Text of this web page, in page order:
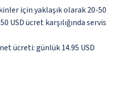
için yaklaşık olarak 20-50
USD ücret karşılığında servis
ücreti: günlük 14.95 USD